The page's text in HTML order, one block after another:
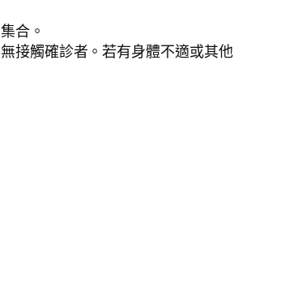
合。
接觸確診者。若有身體不適或其他